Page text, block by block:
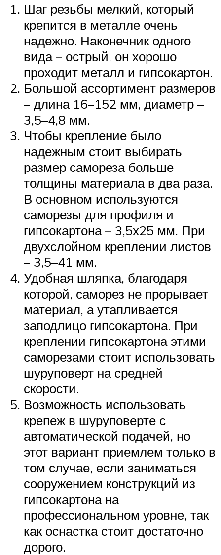
Шаг резьбы мелкий, который
крепится в металле очень
надежно. Наконечник одного
вида – острый, он хорошо
проходит металл и гипсокартон.
Большой ассортимент размеров
– длина 16–152 мм, диаметр –
3,5–4,8 мм.
Чтобы крепление было
надежным стоит выбирать
размер самореза больше
толщины материала в два раза.
В основном используются
саморезы для профиля и
гипсокартона – 3,5х25 мм. При
двухслойном креплении листов
– 3,5–41 мм.
Удобная шляпка, благодаря
которой, саморез не прорывает
материал, а утапливается
заподлицо гипсокартона. При
креплении гипсокартона этими
саморезами стоит использовать
шуруповерт на средней
скорости.
Возможность использовать
крепеж в шуруповерте с
автоматической подачей, но
этот вариант приемлем только в
том случае, если заниматься
сооружением конструкций из
гипсокартона на
профессиональном уровне, так
как оснастка стоит достаточно
дорого.